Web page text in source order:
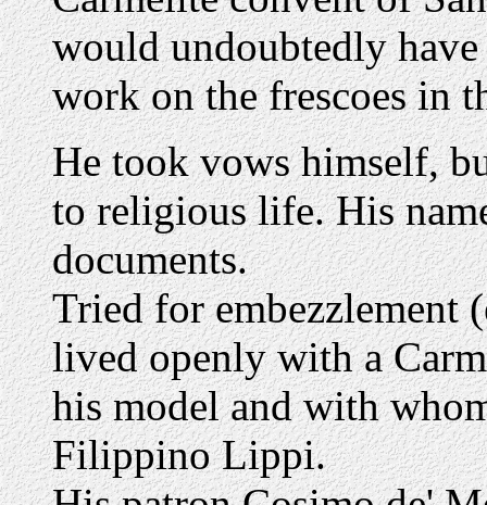
would undoubtedly
work on the frescoes in
He took vows himself,
to religious life. His
documents.
Tried for embezzlement
lived openly with a
his model and with
Filippino Lippi.